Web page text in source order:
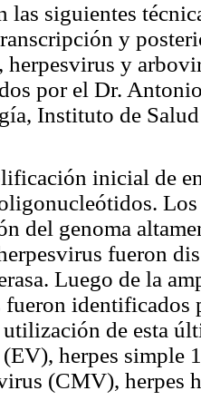
las siguientes
y
herpesvirus y
por el Dr.
Instituto de
inicial de
del genoma
fueron
Luego de la
fueron identificados
de esta
herpes simple
(CMV), herpes